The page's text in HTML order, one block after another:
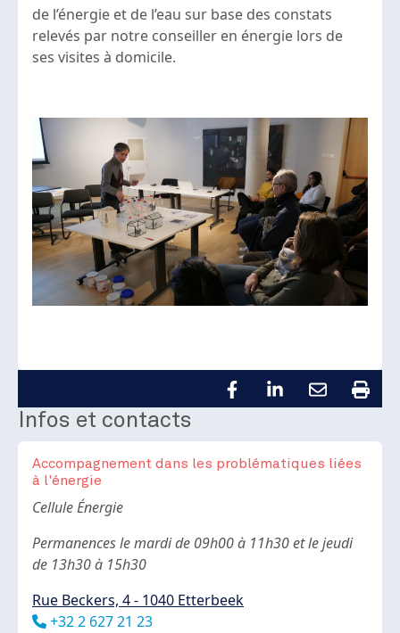
de l’énergie et de l’eau sur base des constats
relevés par notre conseiller en énergie lors de
ses visites à domicile.
Infos et contacts
Accompagnement dans les problématiques liées
à l'énergie
Body
Cellule Énergie
Permanences le mardi de 09h00 à 11h30 et le jeudi
de 13h30 à 15h30
Rue Beckers, 4 - 1040 Etterbeek
Téléphone
+32 2 627 21 23